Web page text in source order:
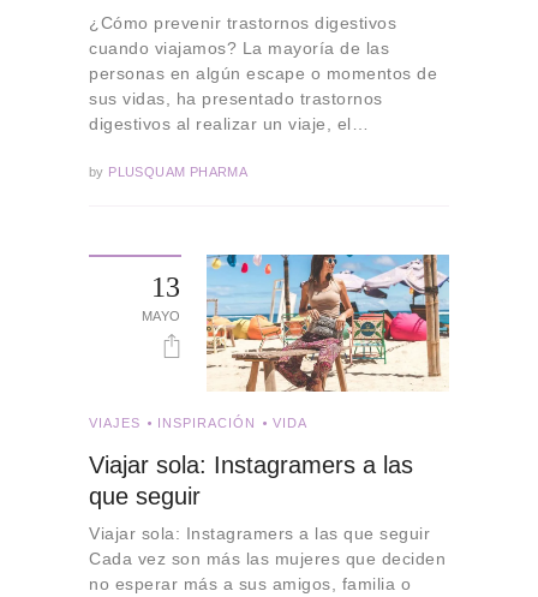
¿Cómo prevenir trastornos digestivos
cuando viajamos? La mayoría de las
personas en algún escape o momentos de
sus vidas, ha presentado trastornos
digestivos al realizar un viaje, el…
by PLUSQUAM PHARMA
13
MAYO
VIAJES INSPIRACIÓN VIDA
Viajar sola: Instagramers a las
que seguir
Viajar sola: Instagramers a las que seguir
Cada vez son más las mujeres que deciden
no esperar más a sus amigos, familia o